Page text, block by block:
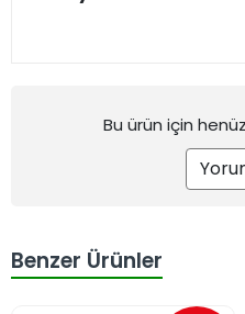
Bu ürün için
Benzer Ürünler